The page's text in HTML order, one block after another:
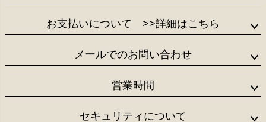
お支払いについて >>詳細はこちら
メールでのお問い合わせ
営業時間
セキュリティについて